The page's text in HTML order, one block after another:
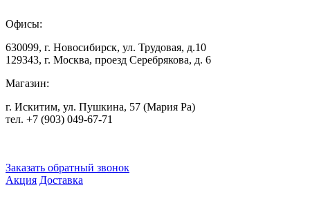
Офисы:
630099, г. Новосибирск, ул. Трудовая, д.10
129343, г. Москва, проезд Серебрякова, д. 6
Магазин:
г. Искитим, ул. Пушкина, 57 (Мария Ра)
тел. +7 (903) 049-67-71
Заказать обратный звонок
Акция Доставка